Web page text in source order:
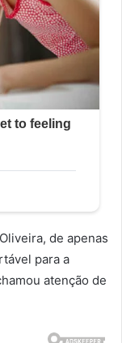
de apenas
para a
atenção de